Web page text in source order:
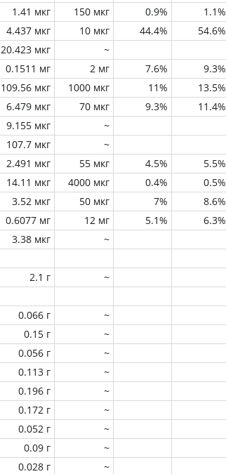
1.41 мкг 150 мкг 0.9% 1.1%
4.437 мкг 10 мкг 44.4% 54.6%
20.423 мкг
~
0.1511 мг 2 мг 7.6% 9.3%
109.56 мкг 1000 мкг 11% 13.5%
6.479 мкг 70 мкг 9.3% 11.4%
9.155 мкг
~
107.7 мкг
~
2.491 мкг 55 мкг 4.5% 5.5%
14.11 мкг 4000 мкг 0.4% 0.5%
3.52 мкг 50 мкг 7% 8.6%
0.6077 мг 12 мг 5.1% 6.3%
3.38 мкг ~
2.1 г ~
0.066 г
~
0.15 г
~
0.056 г
~
0.113 г
~
0.196 г
~
0.172 г
~
0.052 г
~
0.09 г
~
0.028 г ~